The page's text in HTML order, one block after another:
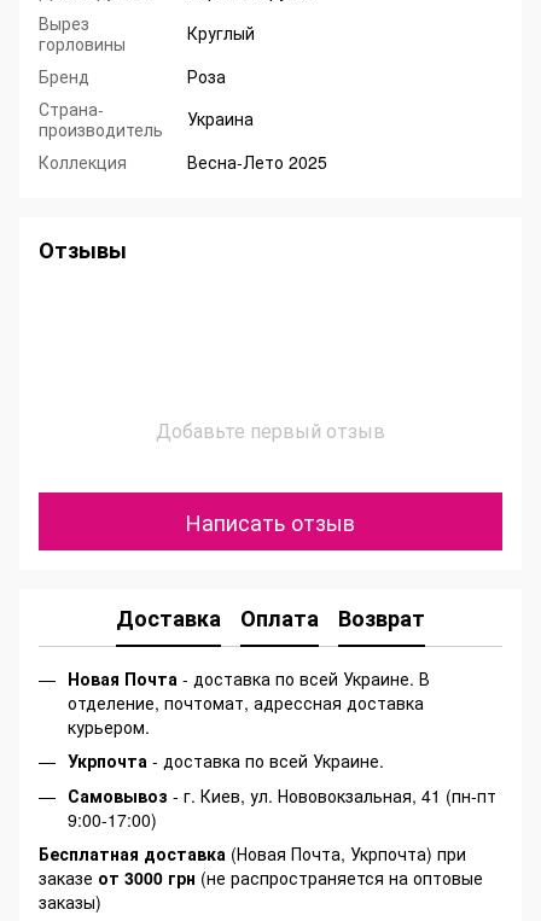
Вырез
горловины
Круглый
Бренд
Роза
Страна-
производитель
Украина
Коллекция
Весна-Лето 2025
Отзывы
Добавьте первый отзыв
Написать отзыв
Доставка Оплата Возврат
Новая Почта - доставка по всей Украине. В
отделение, почтомат, адрессная доставка
курьером.
Укрпочта - доставка по всей Украине.
Самовывоз - г. Киев, ул. Нововокзальная, 41 (пн-пт
9:00-17:00)
Бесплатная доставка (Новая Почта, Укрпочта) при
заказе от 3000 грн (не распространяется на оптовые
заказы)